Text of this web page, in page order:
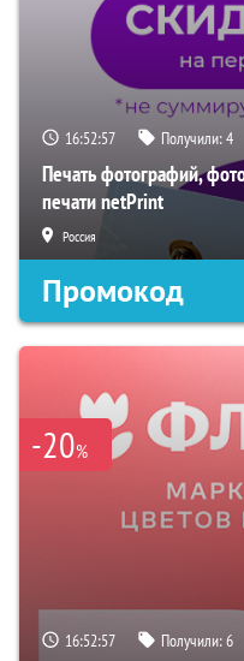
16:52:57 Получили:4
Печать фотографий,
печати netPrint
Россия
Промокод
-20%
16:52:57 Получили:6